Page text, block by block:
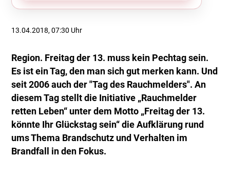
13.04.2018, 07:30 Uhr
Region. Freitag der 13. muss kein Pechtag sein.
Es ist ein Tag, den man sich gut merken kann. Und
seit 2006 auch der "Tag des Rauchmelders". An
diesem Tag stellt die Initiative „Rauchmelder
retten Leben“ unter dem Motto „Freitag der 13.
könnte Ihr Glückstag sein“ die Aufklärung rund
ums Thema Brandschutz und Verhalten im
Brandfall in den Fokus.